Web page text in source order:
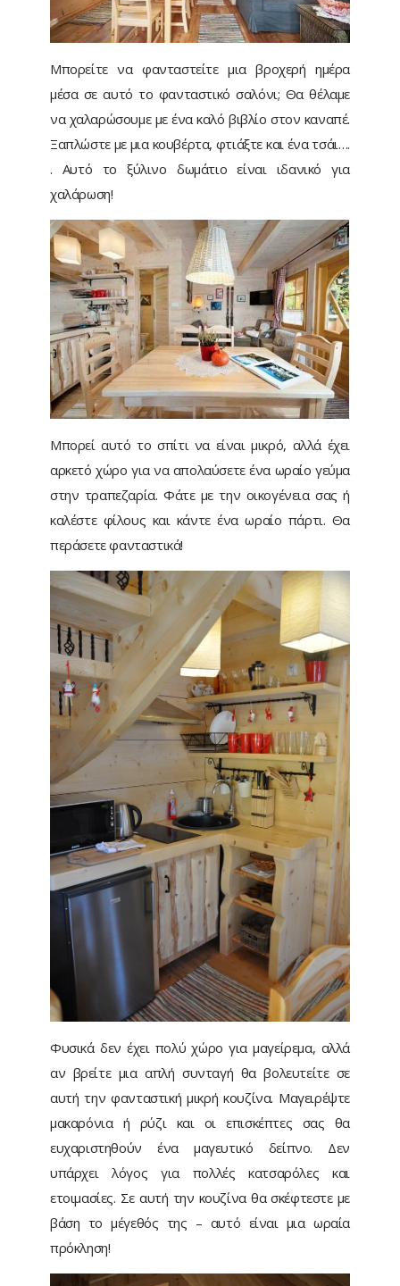
Μπορείτε να φανταστείτε μια βροχερή ημέρα
μέσα σε αυτό το φανταστικό σαλόνι; Θα θέλαμε
να χαλαρώσουμε με ένα καλό βιβλίο στον καναπέ.
Ξαπλώστε με μια κουβέρτα, φτιάξτε και ένα τσάι….
. Αυτό το ξύλινο δωμάτιο είναι ιδανικό για
χαλάρωση!
Μπορεί αυτό το σπίτι να είναι μικρό, αλλά έχει
αρκετό χώρο για να απολαύσετε ένα ωραίο γεύμα
στην τραπεζαρία. Φάτε με την οικογένεια σας ή
καλέστε φίλους και κάντε ένα ωραίο πάρτι. Θα
περάσετε φανταστικά!
Φυσικά δεν έχει πολύ χώρο για μαγείρεμα, αλλά
αν βρείτε μια απλή συνταγή θα βολευτείτε σε
αυτή την φανταστική μικρή κουζίνα. Μαγειρέψτε
μακαρόνια ή ρύζι και οι επισκέπτες σας θα
ευχαριστηθούν ένα μαγευτικό δείπνο. Δεν
υπάρχει λόγος για πολλές κατσαρόλες και
ετοιμασίες. Σε αυτή την κουζίνα θα σκέφτεστε με
βάση το μέγεθός της – αυτό είναι μια ωραία
πρόκληση!